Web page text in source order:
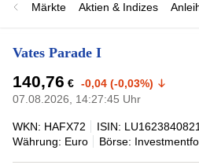
Märkte Aktien & Indizes
Vates Parade I
140,76 € -0,04 (-0,03%)
07.08.2026, 14:27:45 Uhr
WKN: HAFX72 ISIN: LU1623840821
Währung: Euro
Börse: